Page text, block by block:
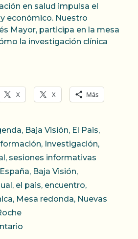
en salud impulsa el
económico. Nuestro
Mayor, participa en la mesa
la investigación clínica
X X Más
, Baja Visión, El Pais,
, Investigación,
, sesiones informativas
, Baja Visión,
, el pais, encuentro,
, Mesa redonda, Nuevas